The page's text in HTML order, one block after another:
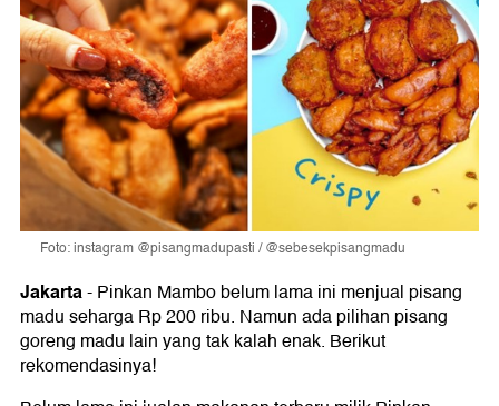
Foto: instagram @pisangmadupasti / @sebesekpisangmadu
Jakarta-Pinkan Mambo belum lama ini menjual pisang
madu seharga Rp 200 ribu. Namun ada pilihan pisang
goreng madu lain yang tak kalah enak. Berikut
rekomendasinya!